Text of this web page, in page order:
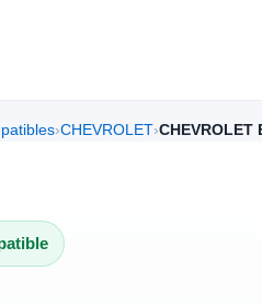
›CHEVROLET›CHEVROLET